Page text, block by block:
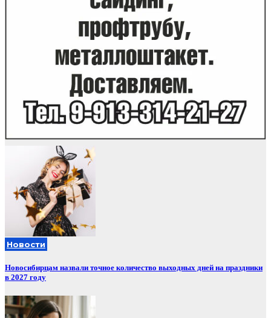
Новости
Новосибирцам назвали точное количество выходных дней на праздники
в 2027 году